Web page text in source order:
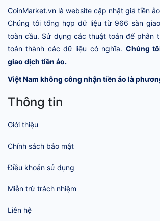
CoinMarket.vn là website cập nhật giá tiền
Chúng tôi tổng hợp dữ liệu từ 966 sàn
toàn cầu. Sử dụng các thuật toán để phân
toán thành các dữ liệu có nghĩa. Chúng
giao dịch tiền ảo.
Việt Nam không công nhận tiền ảo là
Thông tin
Giới thiệu
Chính sách bảo mật
Điều khoản sử dụng
Miễn trừ trách nhiệm
Liên hệ